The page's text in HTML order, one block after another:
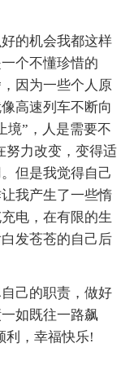
的机会我都这样
个不懂珍惜的
因为一些个人原
高速列车不断向
境”，人是需要不
努力改变，变得适
但是我觉得自己
我产生了一些惰
电，在有限的生
发苍苍的自己后
己的职责，做好
如既往一路飙
利，幸福快乐!